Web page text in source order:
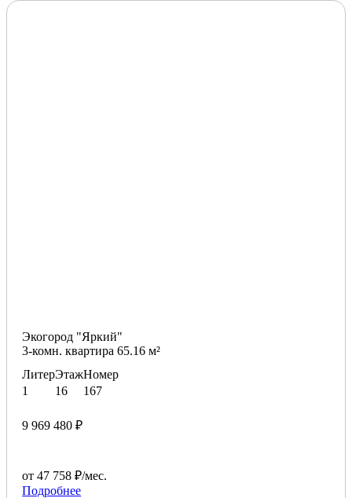
Экогород "Яркий"
3-комн. квартира 65.16 м²
Литер
1
Этаж
16
Номер
167
9 969 480 ₽
от 47 758 ₽/мес.
Подробнее